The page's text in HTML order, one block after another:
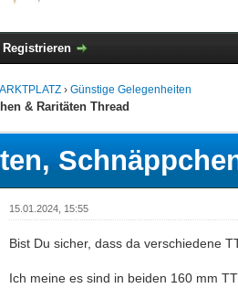
Registrieren
› Günstige Gelegenheiten
& Raritäten Thread
15.01.2024, 15:55
Bist Du sicher, dass da verschiedene
Ich meine es sind in beiden 160 mm